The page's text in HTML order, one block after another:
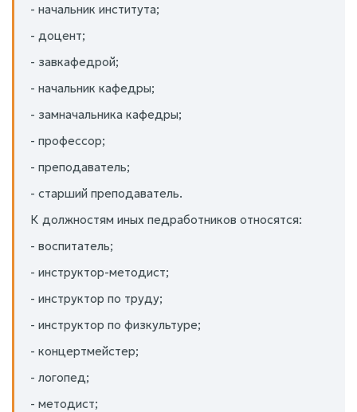
- начальник института;
- доцент;
- завкафедрой;
- начальник кафедры;
- замначальника кафедры;
- профессор;
- преподаватель;
- старший преподаватель.
К должностям иных педработников относятся:
- воспитатель;
- инструктор-методист;
- инструктор по труду;
- инструктор по физкультуре;
- концертмейстер;
- логопед;
- методист;